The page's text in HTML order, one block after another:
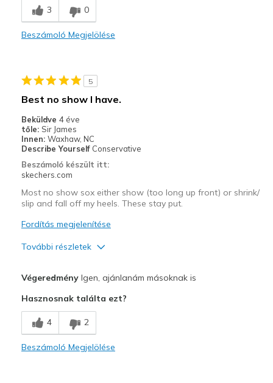
Poor Cushioning
Wear Out Quickly
Casual Wear
Sizing
View On Shoes
Shoes are for Wearing
3 0
Beszámoló Megjelölése
5
Best no show I have.
Beküldve 4 éve
tőle: Sir James
Innen: Waxhaw, NC
Describe Yourself Conservative
Beszámoló készült itt:
skechers.com
Most no show sox either show (too long up front) or shrink/
slip and fall off my heels. These stay put.
Fordítás megjelenítése
További részletek
Comfortable
Legjobb használat
Casual Wear
VégeredményIgen, ajánlanám másoknak is
Hasznosnak találta ezt?
4 2
Beszámoló Megjelölése